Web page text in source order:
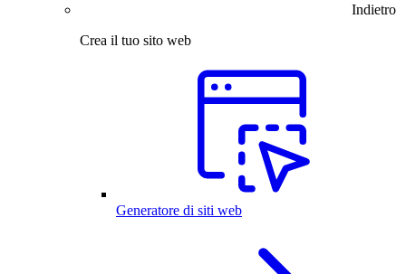
Indietro
Crea il tuo sito web
Generatore di siti web